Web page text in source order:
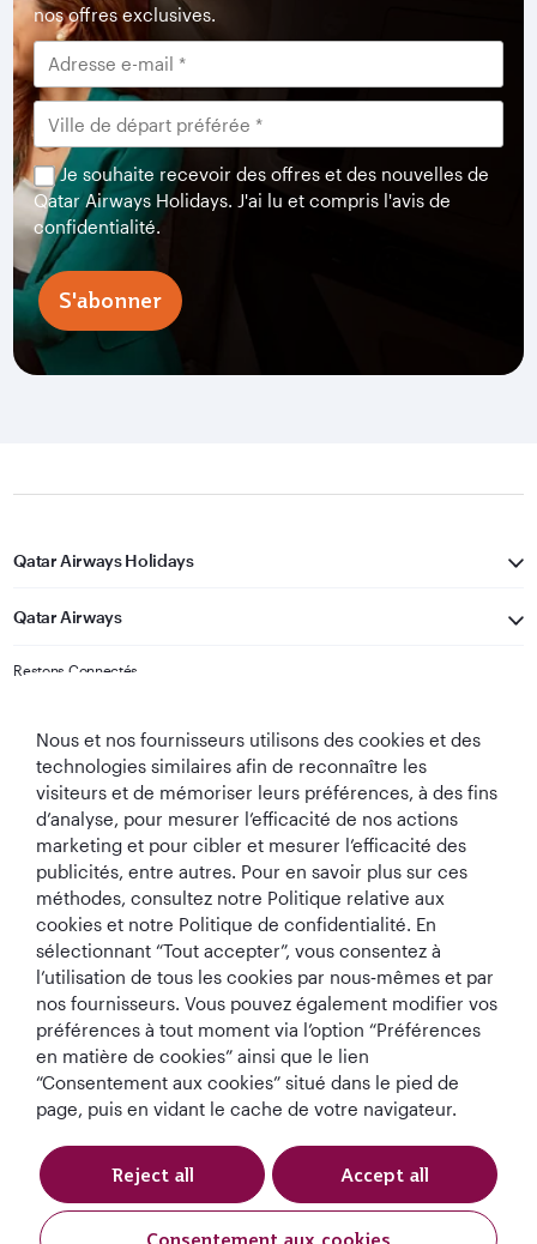
nos offres exclusives.
Je souhaite recevoir des offres et des nouvelles de
Qatar Airways Holidays. J'ai lu et compris l'avis de
confidentialité.
S'abonner
Qatar Airways Holidays
Qatar Airways
Restons Connectés
Meilleure
Compagnie
Monde
Meilleure Classe
Affaires au
Meilleur Salon de
Classe Affaires au
Meilleure
Compagnie
Moyen-Orient
Politique en matière
de cookies
confidentialité
Ce site web est exploité par Qatar Airways Holidays et les produits sont
vendus par Overseas Travel of Europe, numéro d'enregistrement de la
Nous et nos fournisseurs utilisons des cookies et des
technologies similaires afin de reconnaître les
visiteurs et de mémoriser leurs préférences, à des fins
d’analyse, pour mesurer l’efficacité de nos actions
marketing et pour cibler et mesurer l’efficacité des
publicités, entre autres. Pour en savoir plus sur ces
méthodes, consultez notre Politique relative aux
cookies et notre Politique de confidentialité. En
sélectionnant “Tout accepter”, vous consentez à
l’utilisation de tous les cookies par nous‑mêmes et par
nos fournisseurs. Vous pouvez également modifier vos
préférences à tout moment via l’option “Préférences
en matière de cookies” ainsi que le lien
“Consentement aux cookies” situé dans le pied de
page, puis en vidant le cache de votre navigateur.
Consentement aux cookies
Reject all Accept all